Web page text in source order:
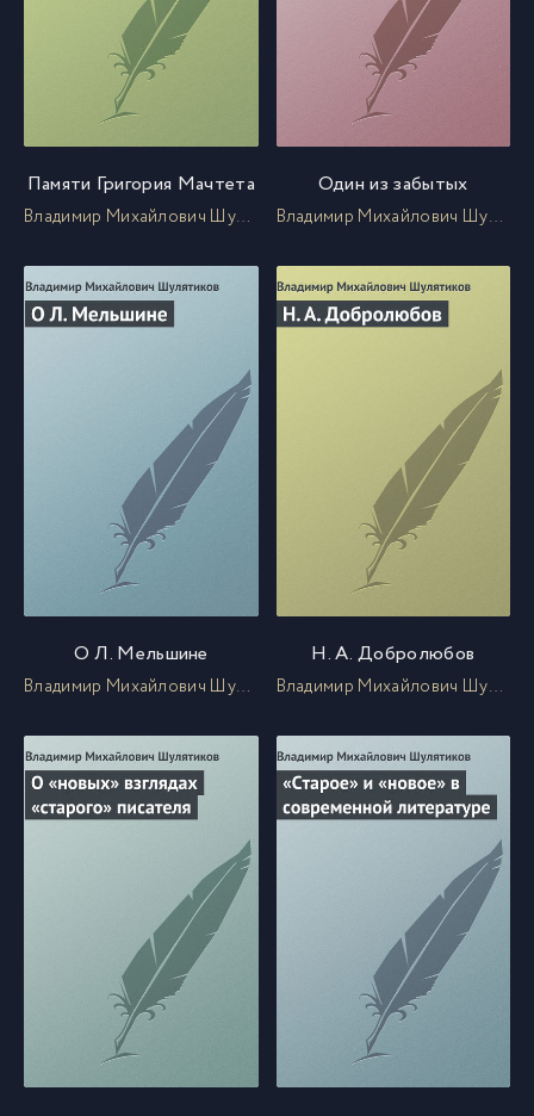
Памяти Григория Мачтета
Владимир Михайлович Шулятиков
Один из забытых
Владимир Михайлович Шулятиков
О Л. Мельшине
Владимир Михайлович Шулятиков
Н. А. Добролюбов
Владимир Михайлович Шулятиков